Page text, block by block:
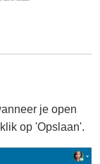
je open
op 'Opslaan'.